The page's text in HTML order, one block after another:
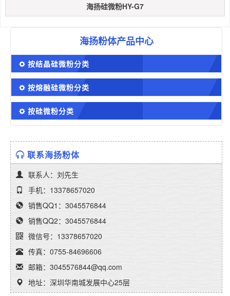
海扬硅微粉HY-G7
海扬粉体产品中心
按结晶硅微粉分类
按熔融硅微粉分类
按硅微粉分类
联系海扬粉体
联系人：刘先生
手机：13378657020
销售QQ1：3045576844
销售QQ2：3045576844
微信号：13378657020
传真：0755-84696606
邮箱：3045576844@qq.com
地址：深圳华南城发展中心25层